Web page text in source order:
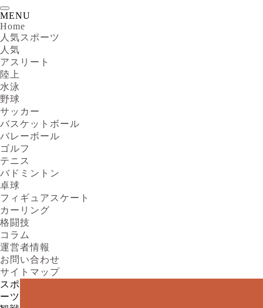
MENU
Home
人気スポーツ
人気
アスリート
陸上
水泳
野球
サッカー
バスケットボール
バレーボール
ゴルフ
テニス
バドミントン
卓球
フィギュアスケート
カーリング
格闘技
コラム
運営者情報
お問い合わせ
サイトマップ
スポ
ーツ